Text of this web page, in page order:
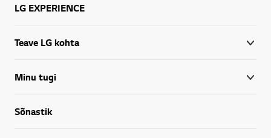
LG EXPERIENCE
Teave LG kohta
Minu tugi
Sõnastik